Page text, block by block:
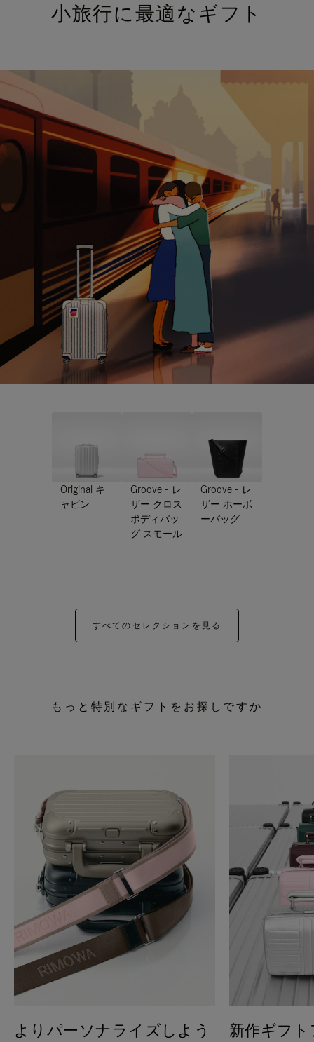
小旅行に最適なギフト
Original キ
ャビン
Groove - レ
ザー クロス
ボディバッ
グ スモール
Groove - レ
ザー ホーボ
ーバッグ
すべてのセレクションを見る
もっと特別なギフトをお探しですか
よりパーソナライズしよう 新作ギフ